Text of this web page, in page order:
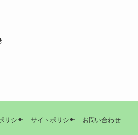
リシー サイトポリシー お問い合わせ